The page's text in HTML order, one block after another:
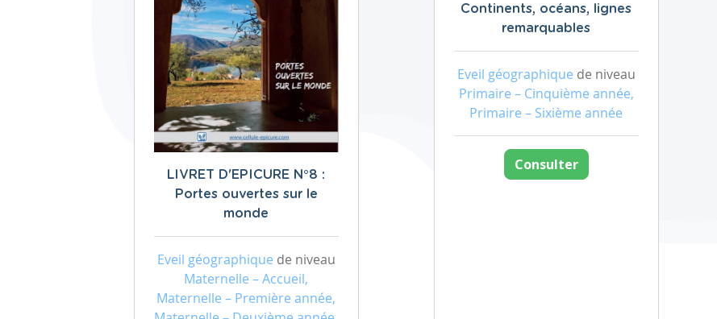
LIVRET D'EPICURE N°8 :
Portes ouvertes sur le
monde
Eveil géographique de niveau
Maternelle – Accueil,
Maternelle – Première année,
Continents, océans, lignes
remarquables
Eveil géographique de niveau
Primaire – Cinquième année,
Primaire – Sixième année
Consulter